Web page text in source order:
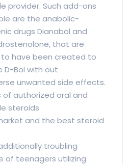
provider. Such add-ons
are the anabolic-
drugs Dianabol and
that are
have been created to
D-Bol with out
unwanted side effects.
of authorized oral and
steroids
and the best steroid
troubling
of teenagers utilizing